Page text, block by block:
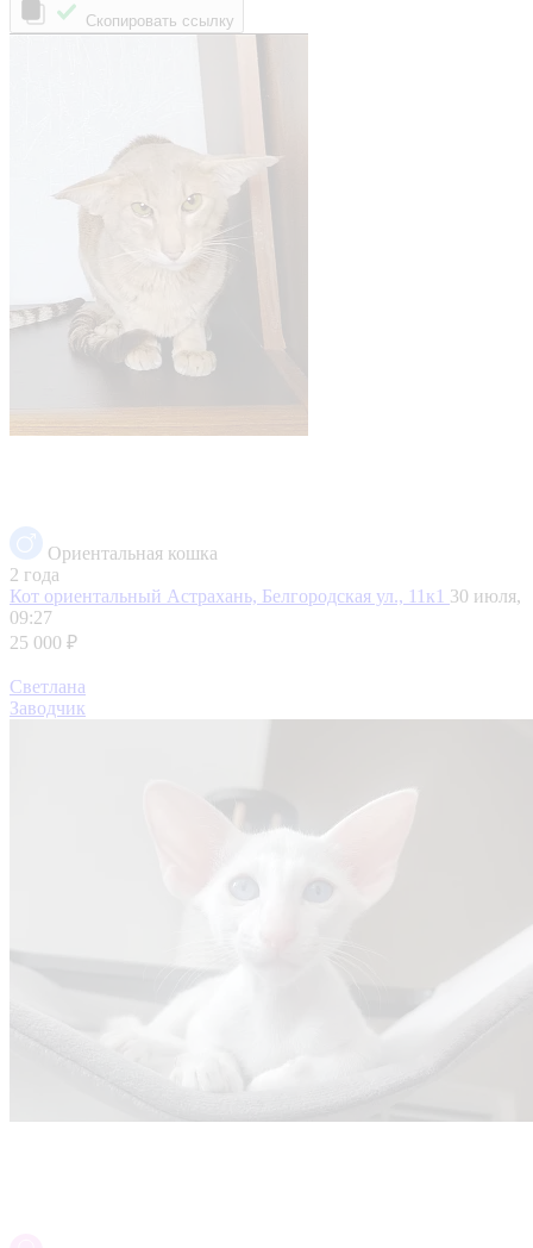
Скопировать ссылку
Ориентальная кошка
2 года
Кот ориентальный Астрахань, Белгородская ул., 11к1 30 июля,
09:27
25 000 ₽
Светлана
Заводчик